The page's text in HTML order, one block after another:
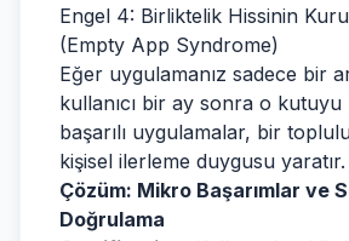
Engel 4: Birliktelik Hissinin
(Empty App Syndrome)
Eğer uygulamanız sadece bir
kullanıcı bir ay sonra o
başarılı uygulamalar, bir
kişisel ilerleme duygusu yaratır.
Çözüm: Mikro Başarımlar ve
Doğrulama